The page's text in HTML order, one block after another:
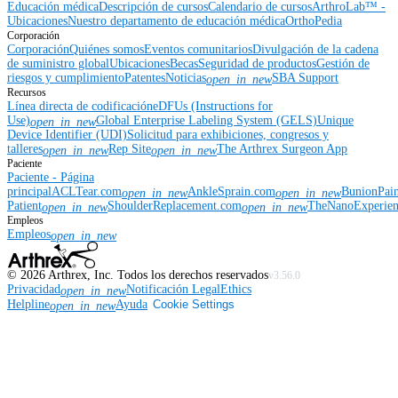
Educación médicaDescripción de cursosCalendario de cursosArthroLab™ -
UbicacionesNuestro departamento de educación médicaOrthoPedia
Corporación
CorporaciónQuiénes somosEventos comunitariosDivulgación de la cadena
de suministro globalUbicacionesBecasSeguridad de productosGestión de
riesgos y cumplimientoPatentesNoticiasopen_in_newSBA Support
Recursos
Línea directa de codificacióneDFUs (Instructions for
Use)open_in_newGlobal Enterprise Labeling System (GELS)Unique
Device Identifier (UDI)Solicitud para exhibiciones, congresos y
talleresopen_in_newRep Siteopen_in_newThe Arthrex Surgeon App
Paciente
Paciente - Página
principalACLTear.comopen_in_newAnkleSprain.comopen_in_new
Patientopen_in_newShoulderReplacement.comopen_in_new
Empleos
Empleosopen_in_new
© 2026 Arthrex, Inc. Todos los derechos reservadosv3.56.0
Privacidadopen_in_newNotificación LegalEthics
Helplineopen_in_newAyuda Cookie Settings